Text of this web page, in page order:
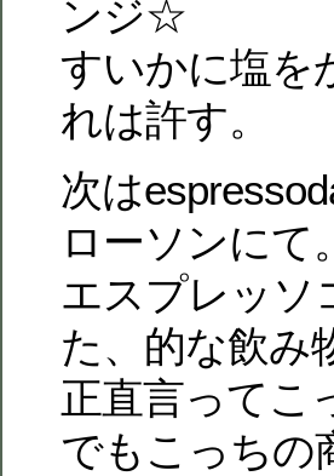
ンジ☆
すいかに塩を
れは許す。
次は
ローソンにて。
エスプレッソ
た、的な飲み
正直言ってこ
でもこっちの